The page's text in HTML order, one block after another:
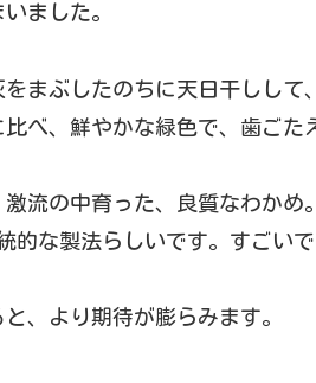
ました。
まぶしたのちに天日干しし
べ、鮮やかな緑色で、歯ごた
流の中育った、良質なわかめ
的な製法らしいです。すごい
、より期待が膨らみます。